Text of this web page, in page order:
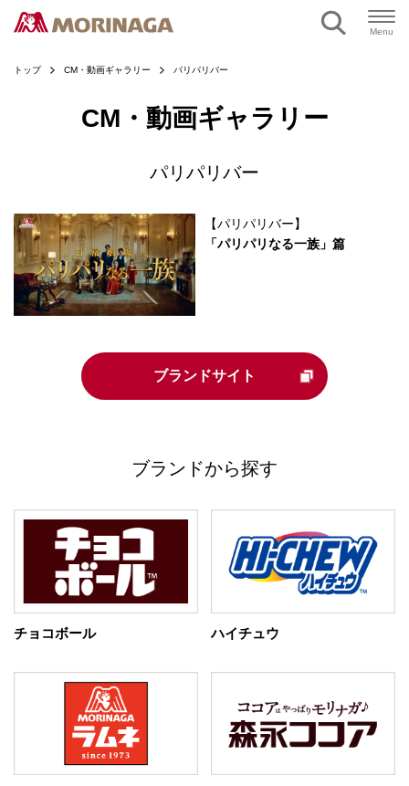
Menu
トップ CM・動画ギャラリー パリパリバー
CM・動画ギャラリー
パリパリバー
【パリパリバー】
「パリパリなる一族」篇
ブランドサイト
ブランドから探す
チョコボール ハイチュウ